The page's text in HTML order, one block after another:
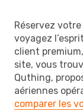
Réservez
voyagez
client
site, vous
Quthing,
aériennes
comparer les